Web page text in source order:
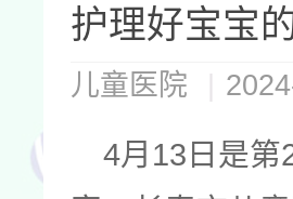
护理好宝宝
儿童医院
4月13日是第